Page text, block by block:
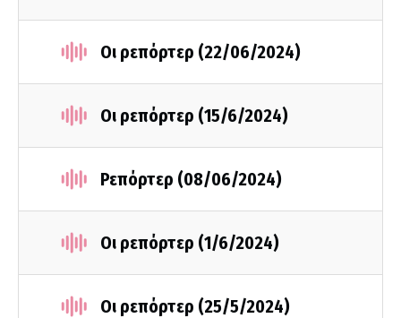
Οι ρεπόρτερ (22/06/2024)
Οι ρεπόρτερ (15/6/2024)
Ρεπόρτερ (08/06/2024)
Οι ρεπόρτερ (1/6/2024)
Οι ρεπόρτερ (25/5/2024)